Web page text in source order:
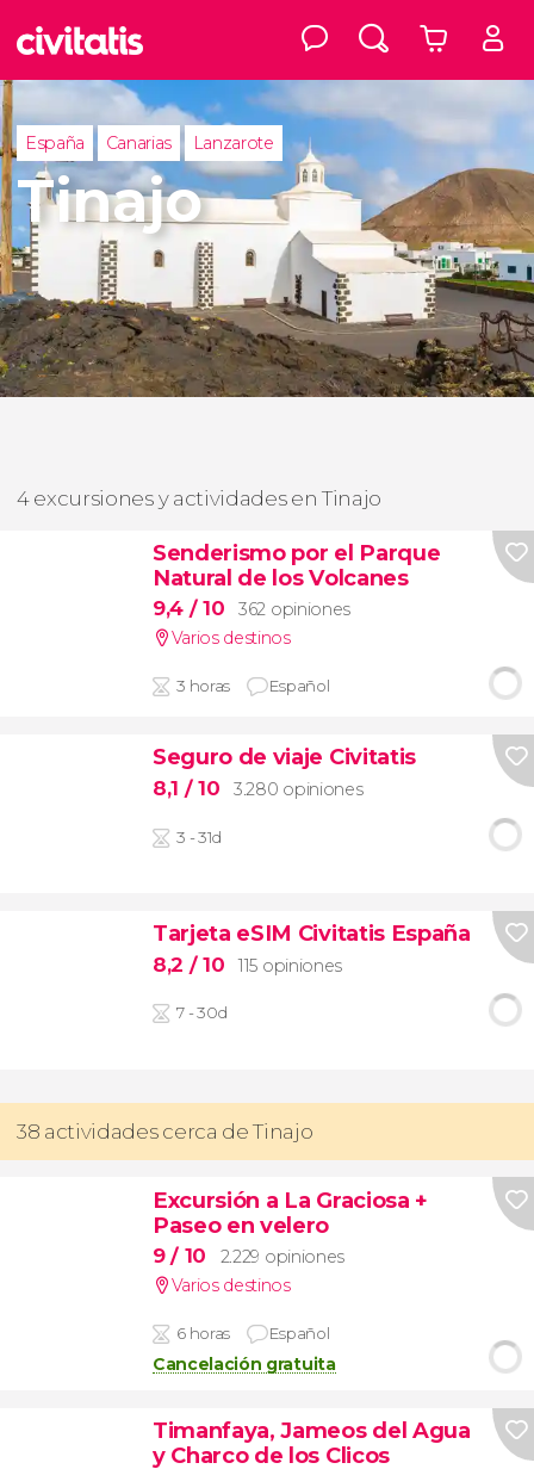
España Canarias Lanzarote
Tinajo
4 excursiones y actividades en Tinajo
Senderismo por el Parque
Natural de los Volcanes
9,4 / 10
362 opiniones
Varios destinos
3 horas Español
Seguro de viaje Civitatis
8,1 / 10 3.280 opiniones
3 - 31d
Tarjeta eSIM Civitatis España
8,2 / 10 115 opiniones
7 - 30d
38 actividades cerca de Tinajo
Excursión a La Graciosa +
Paseo en velero
9/ 10
2.229 opiniones
Varios destinos
6 horas Español
Cancelación gratuita
Timanfaya, Jameos del Agua
y Charco de los Clicos